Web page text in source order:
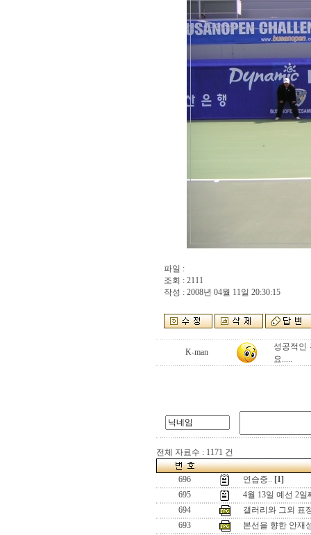
파일 :
조회 : 2111
작성 : 2008년 04월 11일 20:30:15
K-man
성공적인
요.....
전체 자료수 : 1171 건
696 연습중.. [1]
695
4월 13일 예선 2일
694
갤러리와 그외 표
693
본선을 향한 안재